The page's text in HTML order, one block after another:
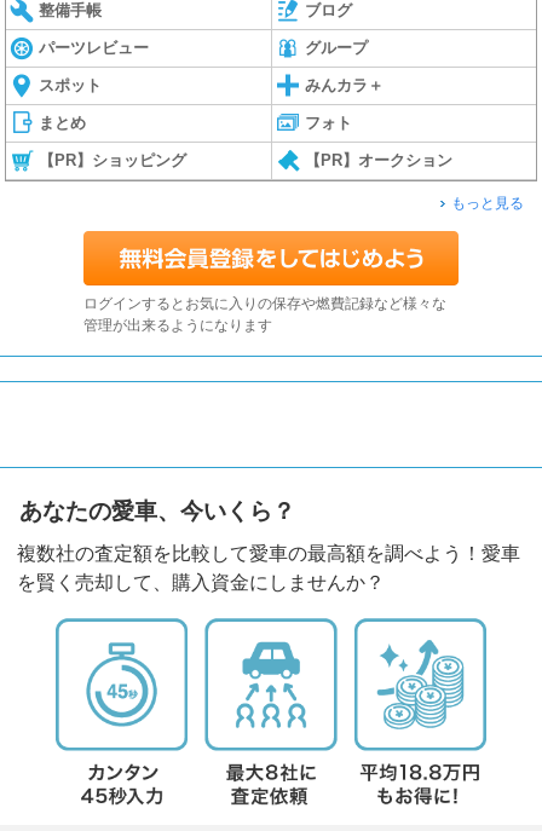
整備手帳 ブログ
パーツレビュー グループ
スポット みんカラ＋
まとめ フォト
【PR】ショッピング 【PR】オークション
もっと見る
ログインするとお気に入りの保存や燃費記録など様々な
管理が出来るようになります
あなたの愛車、今いくら？
複数社の査定額を比較して愛車の最高額を調べよう！愛車
を賢く売却して、購入資金にしませんか？